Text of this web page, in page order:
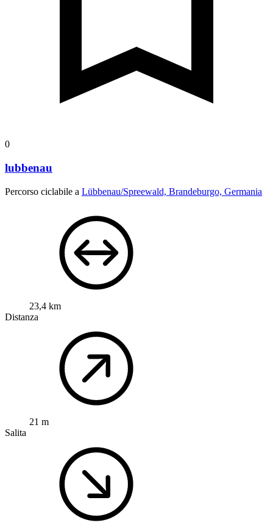
0
lubbenau
Percorso ciclabile a Lübbenau/Spreewald, Brandeburgo, Germania
23,4 km
Distanza
21 m
Salita